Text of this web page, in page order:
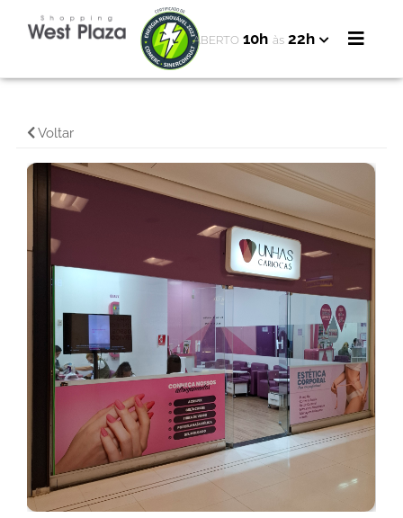
ABERTO 10h às 22h
Voltar